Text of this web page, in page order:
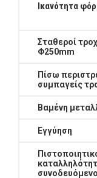
Ικανότητα
Σταθεροί
Φ250mm
Πίσω
συμπαγείς
Βαμένη
Εγγύηση